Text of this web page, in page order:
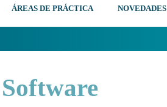
ÁREAS DE PRÁCTICA NOVEDADES